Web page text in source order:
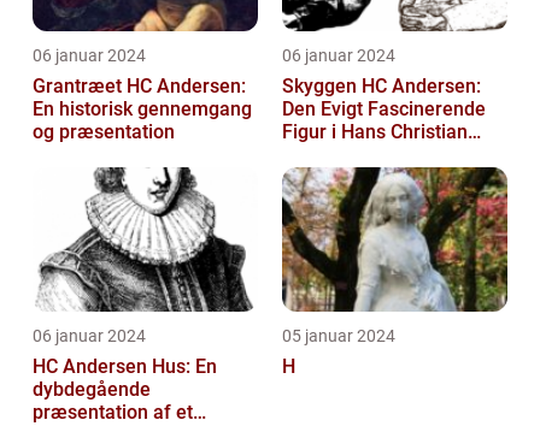
06 januar 2024
Grantræet HC Andersen:
En historisk gennemgang
og præsentation
06 januar 2024
Skyggen HC Andersen:
Den Evigt Fascinerende
Figur i Hans Christian
06 januar 2024
HC Andersen Hus: En
dybdegående
præsentation af et
05 januar 2024
H